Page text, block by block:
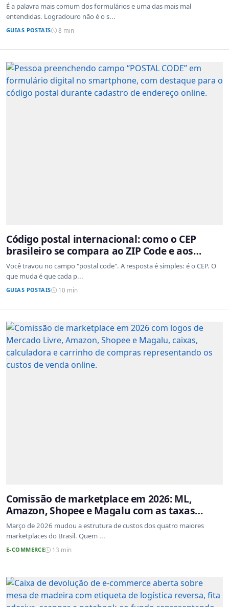
É a palavra mais comum dos formulários e uma das mais mal
entendidas. Logradouro não é o s...
GUIAS POSTAIS 8 min
Código postal internacional: como o CEP
brasileiro se compara ao ZIP Code e aos
sistemas de outros países
Você travou no campo "postal code". A resposta é simples: é o CEP. O
que muda é que cada p...
GUIAS POSTAIS 10 min
Comissão de marketplace em 2026: ML,
Amazon, Shopee e Magalu com as taxas
atualizadas
Março de 2026 mudou a estrutura de custos dos quatro maiores
marketplaces do Brasil. Quem ...
E-COMMERCE 13 min